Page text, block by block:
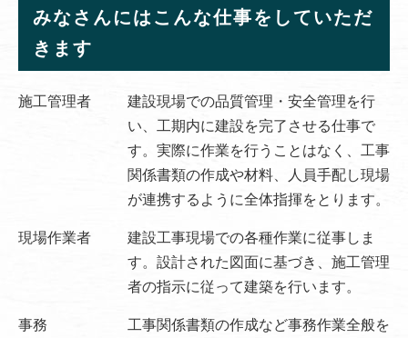
みなさんにはこんな仕事をしていただ
きます
施工管理者
建設現場での品質管理・安全管理を行
い、工期内に建設を完了させる仕事で
す。実際に作業を行うことはなく、工事
関係書類の作成や材料、人員手配し現場
が連携するように全体指揮をとります。
現場作業者
建設工事現場での各種作業に従事しま
す。設計された図面に基づき、施工管理
者の指示に従って建築を行います。
事務
工事関係書類の作成など事務作業全般を